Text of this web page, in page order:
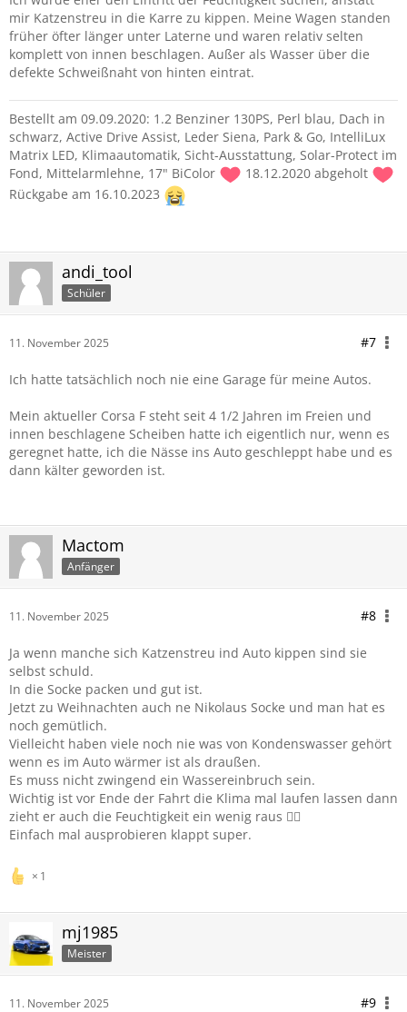
mir Katzenstreu in die Karre zu kippen. Meine Wagen standen
früher öfter länger unter Laterne und waren relativ selten
komplett von innen beschlagen. Außer als Wasser über die
defekte Schweißnaht von hinten eintrat.
Bestellt am 09.09.2020: 1.2 Benziner 130PS, Perl blau, Dach in
schwarz, Active Drive Assist, Leder Siena, Park & Go, IntelliLux
Matrix LED, Klimaautomatik, Sicht-Ausstattung, Solar-Protect im
Fond, Mittelarmlehne, 17" BiColor
18.12.2020 abgeholt
Rückgabe am 16.10.2023
andi_tool
Schüler
11. November 2025 #7
Ich hatte tatsächlich noch nie eine Garage für meine Autos.
Mein aktueller Corsa F steht seit 4 1/2 Jahren im Freien und
innen beschlagene Scheiben hatte ich eigentlich nur, wenn es
geregnet hatte, ich die Nässe ins Auto geschleppt habe und es
dann kälter geworden ist.
Mactom
Anfänger
11. November 2025 #8
Ja wenn manche sich Katzenstreu ind Auto kippen sind sie
selbst schuld.
In die Socke packen und gut ist.
Jetzt zu Weihnachten auch ne Nikolaus Socke und man hat es
noch gemütlich.
Vielleicht haben viele noch nie was von Kondenswasser gehört
wenn es im Auto wärmer ist als draußen.
Es muss nicht zwingend ein Wassereinbruch sein.
Wichtig ist vor Ende der Fahrt die Klima mal laufen lassen dann
zieht er auch die Feuchtigkeit ein wenig raus 👍🏻
Einfach mal ausprobieren klappt super.
1
mj1985
Meister
11. November 2025 #9